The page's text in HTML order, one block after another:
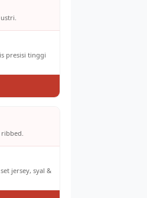
presisi tinggi
jersey, syal &